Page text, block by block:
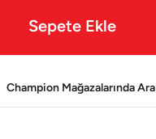
Sepete Ekle
Champion Mağazalarında Ara